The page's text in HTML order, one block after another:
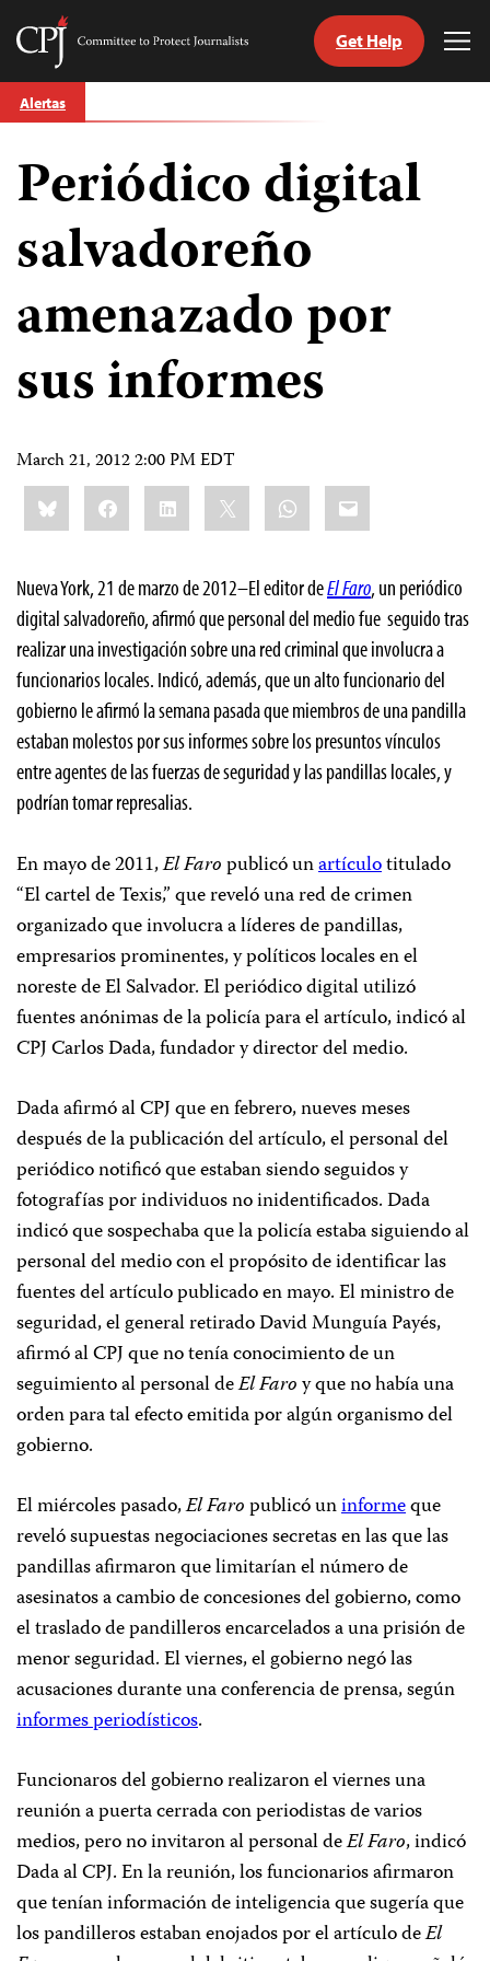
Skip
to
Committee
Journalists
Get Help
Alertas
Periódico digital
salvadoreño
amenazado por
sus informes
March 21, 2012 2:00 PM EDT
Share
this:BlueskyFacebookLinkedIn WhatsApp
Email
Nueva York, 21 de marzo de 2012–El editor deEl Faro, un periódico
digital salvadoreño, afirmó que personal del medio fue seguido tras
realizar una investigación sobre una red criminal que involucra a
funcionarios locales. Indicó, además, que un alto funcionario del
gobierno le afirmó la semana pasada que miembros de una pandilla
estaban molestos por sus informes sobre los presuntos vínculos
entre agentes de las fuerzas de seguridad y las pandillas locales, y
podrían tomar represalias.
En mayo de 2011,El Faropublicó unartículotitulado
“El cartel de Texis,” que reveló una red de crimen
organizado que involucra a líderes de pandillas,
empresarios prominentes, y políticos locales en el
noreste de El Salvador. El periódico digital utilizó
fuentes anónimas de la policía para el artículo, indicó al
CPJ Carlos Dada, fundador y director del medio.
Dada afirmó al CPJ que en febrero, nueves meses
después de la publicación del artículo, el personal del
periódico notificó que estaban siendo seguidos y
fotografías por individuos no inidentificados. Dada
indicó que sospechaba que la policía estaba siguiendo al
personal del medio con el propósito de identificar las
fuentes del artículo publicado en mayo. El ministro de
seguridad, el general retirado David Munguía Payés,
afirmó al CPJ que no tenía conocimiento de un
seguimiento al personal deEl Faroy que no había una
orden para tal efecto emitida por algún organismo del
gobierno.
El miércoles pasado,El Faropublicó uninformeque
reveló supuestas negociaciones secretas en las que las
pandillas afirmaron que limitarían el número de
asesinatos a cambio de concesiones del gobierno, como
el traslado de pandilleros encarcelados a una prisión de
menor seguridad. El viernes, el gobierno negó las
acusaciones durante una conferencia de prensa, según
informes periodísticos.
Funcionaros del gobierno realizaron el viernes una
reunión a puerta cerrada con periodistas de varios
medios, pero no invitaron al personal deEl Faro, indicó
Dada al CPJ. En la reunión, los funcionarios afirmaron
que tenían información de inteligencia que sugería que
los pandilleros estaban enojados por el artículo deEl